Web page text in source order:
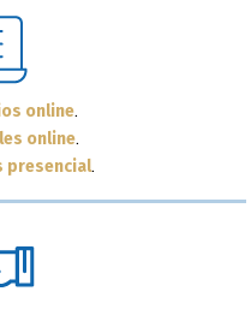
online.
online.
presencial.